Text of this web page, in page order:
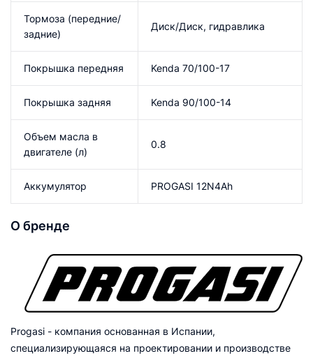
Тормоза (передние/
задние)
Диск/Диск, гидравлика
Покрышка передняя Kenda 70/100-17
Покрышка задняя Kenda 90/100-14
Объем масла в
двигателе (л)
0.8
Аккумулятор PROGASI 12N4Ah
О бренде
Progasi - компания основанная в Испании,
специализирующаяся на проектировании и производстве